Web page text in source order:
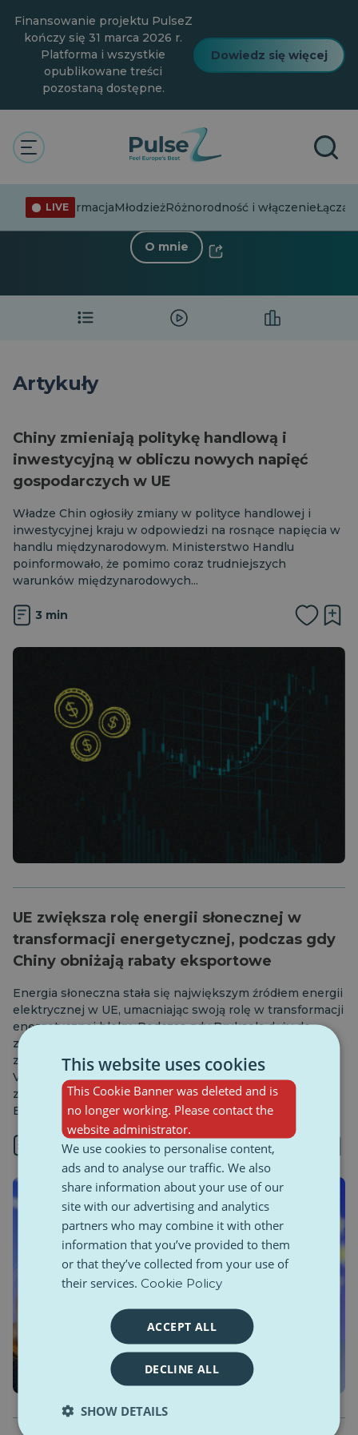
głównej
Finansowanie projektu PulseZ
kończy się 31 marca 2026 r.
Platforma i wszystkie
opublikowane treści
pozostaną dostępne.
Dowiedz się więcej
LIVE
DezinformacjaMłodzieżRóżnorodność i włączenie
The Pulse Jakub Mirkowski
O mnie
Artykuły
Chiny zmieniają politykę handlową i
inwestycyjną w obliczu nowych napięć
gospodarczych w UE
Władze Chin ogłosiły zmiany w polityce handlowej i
inwestycyjnej kraju w odpowiedzi na rosnące napięcia w
handlu międzynarodowym. Ministerstwo Handlu
poinformowało, że pomimo coraz trudniejszych
warunków międzynarodowych...
3 min
UE zwiększa rolę energii słonecznej w
transformacji energetycznej, podczas gdy
Chiny obniżają rabaty eksportowe
Energia słoneczna stała się największym źródłem energii
elektrycznej w UE, umacniając swoją rolę w transformacji
energetycznej bloku. Podczas gdy Bruksela dąży do
zwiększenia skali czystych technologii i zmniejszenia
zależności od importu, Chiny stopniowo wycofują ulgi
VAT od eksportu fotowoltaiki – zmiana, która może
zmienić globalne łańcuchy dostaw i wpłynąć na ceny w
Europie.
3 min
This website uses cookies
This Cookie Banner was deleted and is
no longer working. Please contact the
website administrator.
We use cookies to personalise content,
ads and to analyse our traffic. We also
share information about your use of our
site with our advertising and analytics
partners who may combine it with other
information that you’ve provided to them
or that they’ve collected from your use of
their services. Cookie Policy
ACCEPT ALL
DECLINE ALL
SHOW DETAILS